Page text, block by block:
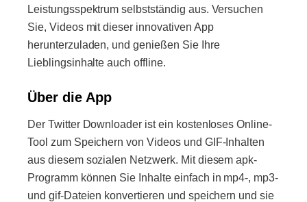
Leistungsspektrum selbstständig aus. Versuchen
Sie, Videos mit dieser innovativen App
herunterzuladen, und genießen Sie Ihre
Lieblingsinhalte auch offline.
Über die App
Der Twitter Downloader ist ein kostenloses Online-
Tool zum Speichern von Videos und GIF-Inhalten
aus diesem sozialen Netzwerk. Mit diesem apk-
Programm können Sie Inhalte einfach in mp4-, mp3-
und gif-Dateien konvertieren und speichern und sie